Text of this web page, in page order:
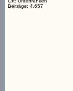
Beiträge: 4.657